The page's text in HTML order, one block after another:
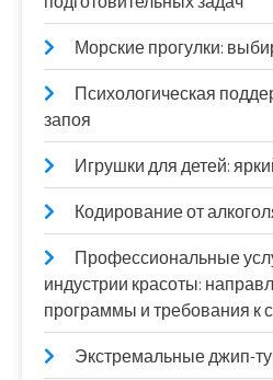
Морские прогулки:
Психологическая
запоя
Игрушки для детей:
Кодирование от
Профессиональные
индустрии красоты:
программы и требования к
Экстремальные джип-